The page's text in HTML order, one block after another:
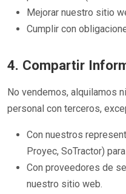
Mejorar nuestro sitio
Cumplir con
4. Compartir
No vendemos, alquilamos
personal con terceros,
Con nuestros
Proyec, SoTractor)
Con proveedores de
nuestro sitio web.